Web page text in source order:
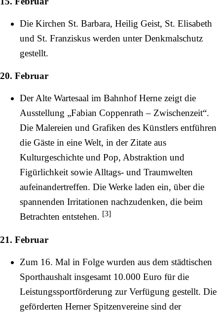
Die Kirchen St. Barbara, Heilig Geist, St. Elisabeth
und St. Franziskus werden unter Denkmalschutz
gestellt.
20. Februar
Der Alte Wartesaal im Bahnhof Herne zeigt die
Ausstellung „Fabian Coppenrath – Zwischenzeit“.
Die Malereien und Grafiken des Künstlers entführen
die Gäste in eine Welt, in der Zitate aus
Kulturgeschichte und Pop, Abstraktion und
Figürlichkeit sowie Alltags- und Traumwelten
aufeinandertreffen. Die Werke laden ein, über die
spannenden Irritationen nachzudenken, die beim
Betrachten entstehen. [3]
21. Februar
Zum 16. Mal in Folge wurden aus dem städtischen
Sporthaushalt insgesamt 10.000 Euro für die
Leistungssportförderung zur Verfügung gestellt. Die
geförderten Herner Spitzenvereine sind der